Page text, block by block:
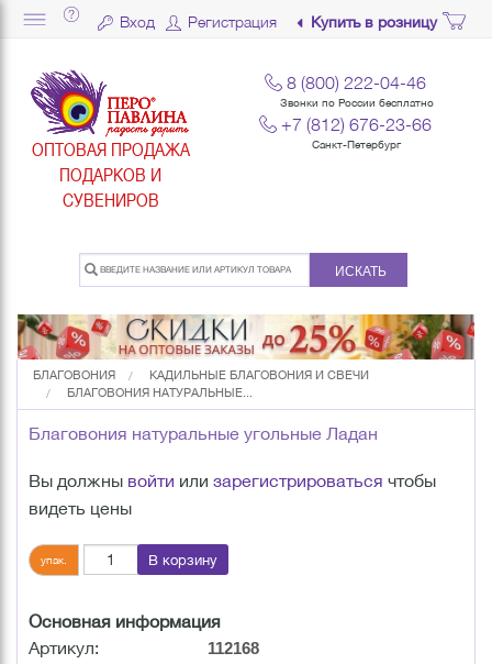
Вход Регистрация Купить в розницу
ОПТОВАЯ ПРОДАЖА
ПОДАРКОВ И
СУВЕНИРОВ
8 (800) 222-04-46
Звонки по России бесплатно
+7 (812) 676-23-66
Санкт-Петербург
ИСКАТЬ
БЛАГОВОНИЯ
КАДИЛЬНЫЕ БЛАГОВОНИЯ И СВЕЧИ
БЛАГОВОНИЯ НАТУРАЛЬНЫЕ...
Благовония натуральные угольные Ладан
Вы должны войти или зарегистрироваться чтобы
видеть цены
упак. В корзину
Основная информация
Артикул:
112168